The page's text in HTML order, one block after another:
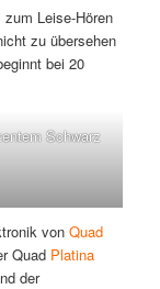
Leise-Hören
zu übersehen
bei 20
Schwarz
von Quad
Quad Platina
der